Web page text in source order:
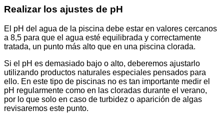
Realizar los ajustes de pH
El pH del agua de la piscina debe estar en valores cercanos
a 8,5 para que el agua esté equilibrada y correctamente
tratada, un punto más alto que en una piscina clorada.
Si el pH es demasiado bajo o alto, deberemos ajustarlo
utilizando productos naturales especiales pensados para
ello. En este tipo de piscinas no es tan importante medir el
pH regularmente como en las cloradas durante el verano,
por lo que solo en caso de turbidez o aparición de algas
revisaremos este punto.